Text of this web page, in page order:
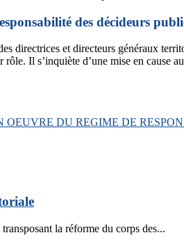
des décideurs
directrices et directeurs généraux
Il s’inquiète d’une mise en cause
OEUVRE DU REGIME DE
la réforme du corps des...